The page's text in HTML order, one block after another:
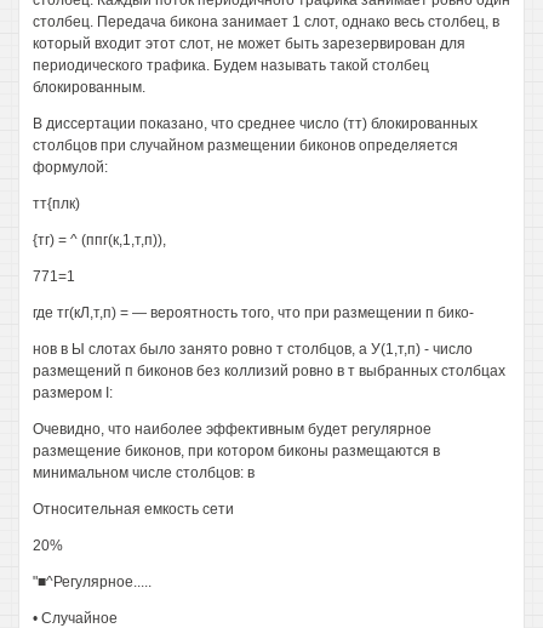
столбец. Передача бикона занимает 1 слот, однако весь столбец, в
который входит этот слот, не может быть зарезервирован для
периодического трафика. Будем называть такой столбец
блокированным.
В диссертации показано, что среднее число (тт) блокированных
столбцов при случайном размещении биконов определяется
формулой:
тт{плк)
{тг) = ^ (ппг(к,1,т,п)),
771=1
где тг(кЛ,т,п) = — вероятность того, что при размещении п бико-
нов в Ы слотах было занято ровно т столбцов, а У(1,т,п) - число
размещений п биконов без коллизий ровно в т выбранных столбцах
размером I:
Очевидно, что наиболее эффективным будет регулярное
размещение биконов, при котором биконы размещаются в
минимальном числе столбцов: в
Относительная емкость сети
20%
"■^Регулярное.....
• Случайное